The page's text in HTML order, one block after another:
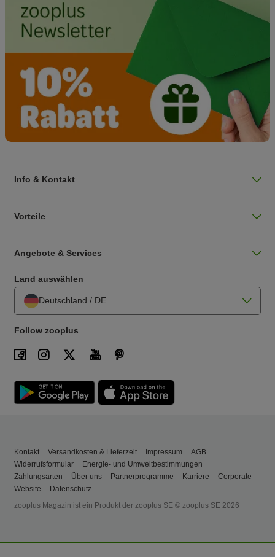
Info & Kontakt
Vorteile
Angebote & Services
Land auswählen
Deutschland / DE
Follow zooplus
Kontakt Versandkosten & Lieferzeit Impressum
AGB
Widerrufsformular
Energie- und Umweltbestimmungen
Zahlungsarten
Über uns Partnerprogramme Karriere
Corporate
Website
Datenschutz
zooplus Magazin ist ein Produkt der zooplus SE © zooplus SE 2026